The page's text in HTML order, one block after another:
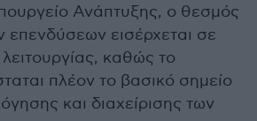
Ανάπτυξης, ο θεσμός
επενδύσεων εισέρχεται σε
καθώς το
πλέον το βασικό σημείο
και διαχείρισης των